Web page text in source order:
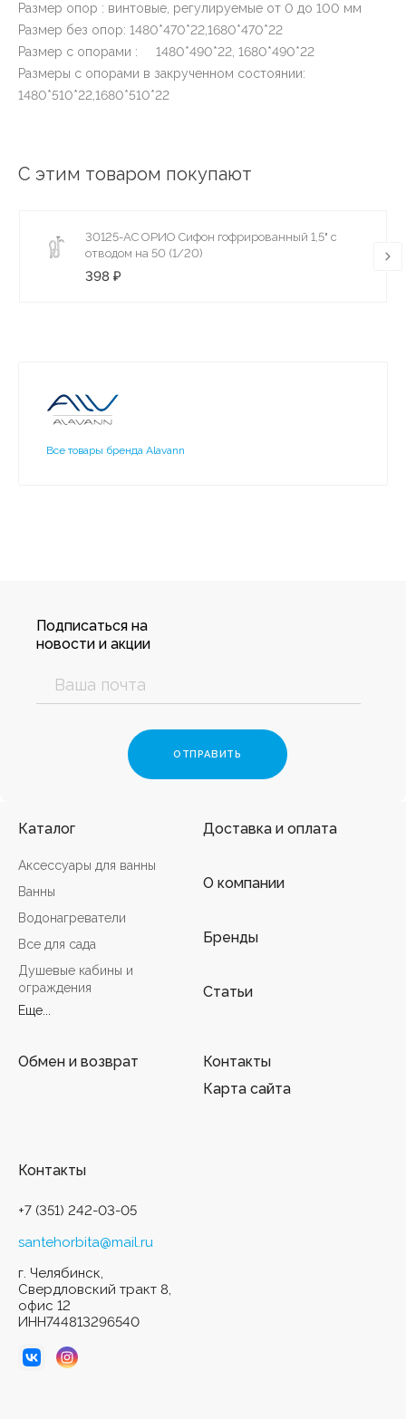
Размер опор : винтовые, регулируемые от 0 до 100 мм
Размер без опор: 1480*470*22,1680*470*22
Размер с опорами : 1480*490*22, 1680*490*22
Размеры с опорами в закрученном состоянии:
1480*510*22,1680*510*22
С этим товаром покупают
30125-АС ОРИО Сифон гофрированный 1,5" с
отводом на 50 (1/20)
398 ₽
Все товары бренда Alavann
Подписаться на
новости и акции
Каталог
Аксессуары для ванны
Ванны
Водонагреватели
Все для сада
Душевые кабины и
ограждения
Еще...
Доставка и оплата
О компании
Бренды
Статьи
Обмен и возврат
Контакты
Карта сайта
Контакты
+7 (351) 242-03-05
santehorbita@mail.ru
г. Челябинск,
Свердловский тракт 8,
офис 12
ИНН744813296540